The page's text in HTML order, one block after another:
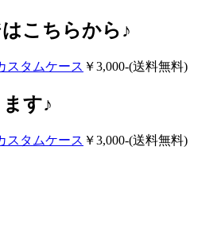
こちらから♪
スタムケース ￥3,000-(送料無料)
す♪
スタムケース ￥3,000-(送料無料)